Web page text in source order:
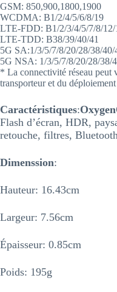
GSM: 850,900,1800,1900
WCDMA: B1/2/4/5/6/8/19
LTE-FDD: B1/2/3/4/5/7/8/12/
LTE-TDD: B38/39/40/41
5G SA:1/3/5/7/8/20/28/38/40/
5G NSA: 1/3/5/7/8/20/28/38/
* La connectivité réseau peut
transporteur et du déploiement
Caractéristiques:
Flash d’écran, HDR,
retouche, filtres,
Dimenssion:
Hauteur: 16.43cm
Largeur: 7.56cm
Épaisseur: 0.85cm
Poids: 195g